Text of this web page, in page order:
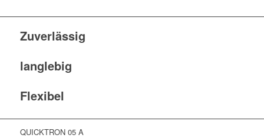
Zuverlässig
langlebig
Flexibel
QUICKTRON 05 A